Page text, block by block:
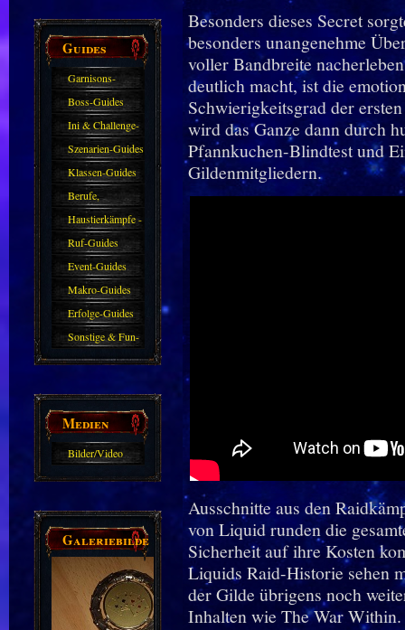
Guides
Garnisons-
Guides
Boss-Guides
Ini & Challenge-
Guides
Szenarien-Guides
Klassen-Guides
Berufe,
Farmkarten und
Haustiere
Haustierkämpfe -
Guide
Ruf-Guides
Event-Guides
Makro-Guides
Erfolge-Guides
Sonstige & Fun-
Guides
Medien
Bilder/Video
Galeriebilder
Besonders dieses Secret
besonders unangenehme
voller Bandbreite
deutlich macht, ist die
Schwierigkeitsgrad der
wird das Ganze dann durch
Pfannkuchen-Blindtest und
Gildenmitgliedern.
Ausschnitte aus den
von Liquid runden die
Sicherheit auf ihre Kosten
Liquids Raid-Historie sehen
der Gilde übrigens noch
Inhalten wie The War Within.